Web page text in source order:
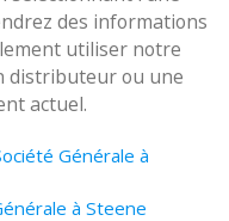
des informations
utiliser notre
distributeur ou une
actuel.
Générale à
à Steene